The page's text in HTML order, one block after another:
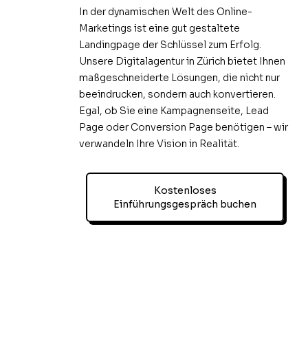
In der dynamischen Welt des Online-
Marketings ist eine gut gestaltete
Landingpage der Schlüssel zum Erfolg.
Unsere Digitalagentur in Zürich bietet Ihnen
maßgeschneiderte Lösungen, die nicht nur
beeindrucken, sondern auch konvertieren.
Egal, ob Sie eine Kampagnenseite, Lead
Page oder Conversion Page benötigen – wir
verwandeln Ihre Vision in Realität.
Kostenloses
Einführungsgespräch buchen